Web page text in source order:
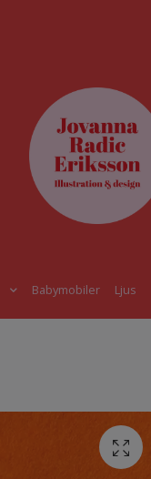
Babymobiler Ljus